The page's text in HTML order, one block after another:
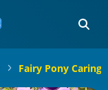
Fairy Pony Caring